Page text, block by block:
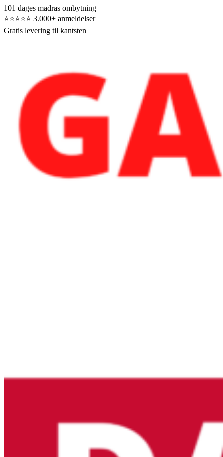
101 dages madras ombytning
⭐⭐⭐⭐⭐ 3.000+ anmeldelser
Gratis levering til kantsten